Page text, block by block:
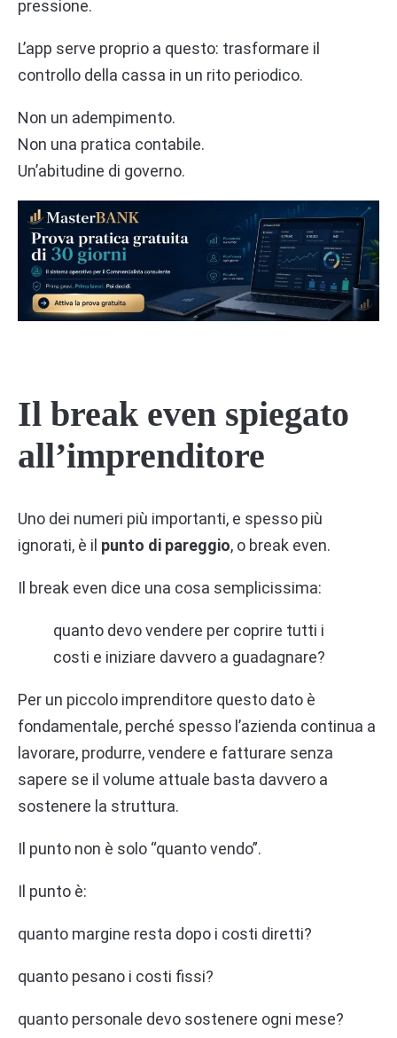
pressione.
L’app serve proprio a questo: trasformare il
controllo della cassa in un rito periodico.
Non un adempimento.
Non una pratica contabile.
Un’abitudine di governo.
Il break even spiegato
all’imprenditore
Uno dei numeri più importanti, e spesso più
ignorati, è il punto di pareggio, o break even.
Il break even dice una cosa semplicissima:
quanto devo vendere per coprire tutti i
costi e iniziare davvero a guadagnare?
Per un piccolo imprenditore questo dato è
fondamentale, perché spesso l’azienda continua a
lavorare, produrre, vendere e fatturare senza
sapere se il volume attuale basta davvero a
sostenere la struttura.
Il punto non è solo “quanto vendo”.
Il punto è:
quanto margine resta dopo i costi diretti?
quanto pesano i costi fissi?
quanto personale devo sostenere ogni mese?